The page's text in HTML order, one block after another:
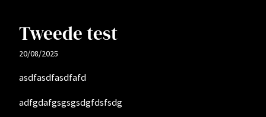
Tweede test
20/08/2025
asdfasdfasdfafd
adfgdafgsgsgsdgfdsfsdg